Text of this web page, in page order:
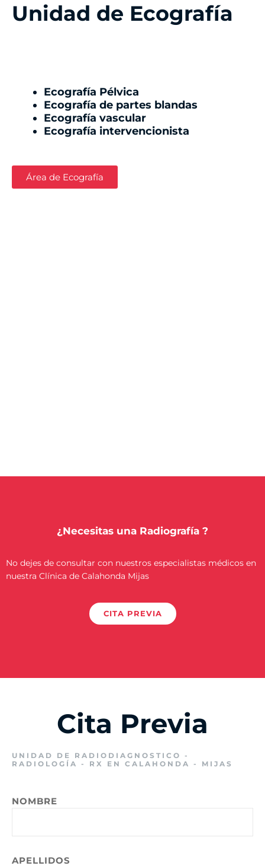
Unidad de Ecografía
Ecografía Pélvica
Ecografía de partes blandas
Ecografía vascular
Ecografía intervencionista
Área de Ecografía
¿Necesitas una Radiografía ?
No dejes de consultar con nuestros especialistas médicos en
nuestra Clínica de Calahonda Mijas
CITA PREVIA
Cita Previa
UNIDAD DE RADIODIAGNOSTICO -
RADIOLOGÍA - RX EN CALAHONDA - MIJAS
NOMBRE
APELLIDOS